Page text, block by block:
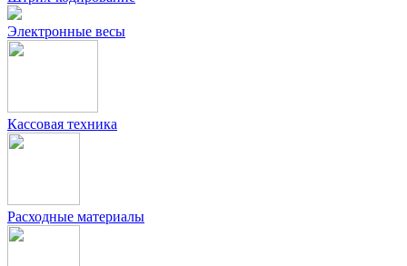
Электронные весы
Кассовая техника
Расходные материалы